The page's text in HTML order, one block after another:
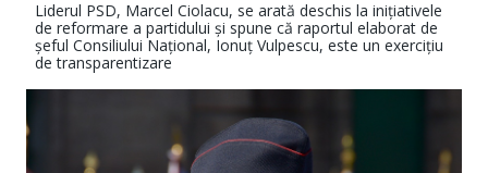
Liderul PSD, Marcel Ciolacu, se arată deschis la inițiativele
de reformare a partidului și spune că raportul elaborat de
șeful Consiliului Național, Ionuț Vulpescu, este un exercițiu
de transparentizare